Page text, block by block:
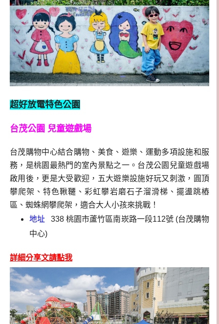
超好放電特色公園
台茂公園 兒童遊戲場
台茂購物中心結合購物、美食、遊樂、運動多項設施和服
務，是桃園最熱門的室內景點之一。台茂公園兒童遊戲場
啟用後，更是大受歡迎，五大遊樂設施好玩又刺激，圓頂
攀爬架、特色鞦韆、彩虹攀岩磨石子溜滑梯、擺盪跳樁
區、蜘蛛網攀爬架，適合大人小孩來挑戰 ！
地址
338 桃園市蘆竹區南崁路一段112號 (台茂購物
中心)
詳細分享文請點我